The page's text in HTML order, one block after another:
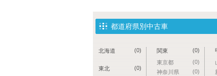
都道府県別中古車
(0)
北海道
(0)
東北
(0)
関東
(0)
東京都
(0)
神奈川県